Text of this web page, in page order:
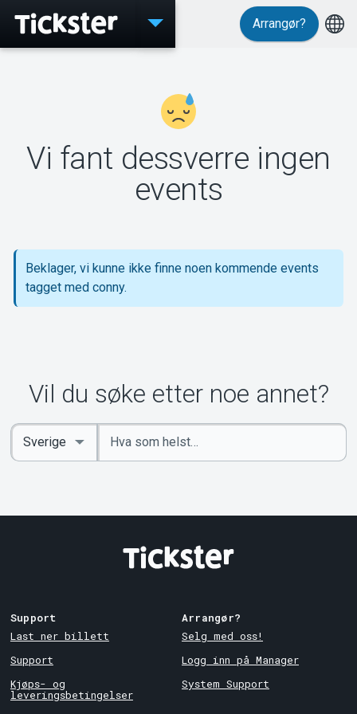
Events
MyTickster
Support
Arrangør?
Vi fant dessverre ingen
events
Beklager, vi kunne ikke finne noen kommende events
tagget med conny.
Vil du søke etter noe annet?
Angi
nøkkelord
Select
Country
Support
Last ner billett
Support
Kjøps- og
leveringsbetingelser
Arrangør?
Selg med oss!
Logg inn på Manager
System Support